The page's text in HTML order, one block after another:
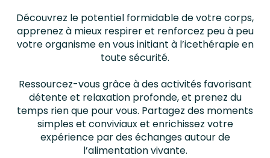
Découvrez le potentiel formidable de votre corps,
apprenez à mieux respirer et renforcez peu à peu
votre organisme en vous initiant à l’icethérapie en
toute sécurité.
Ressourcez-vous grâce à des activités favorisant
détente et relaxation profonde, et prenez du
temps rien que pour vous. Partagez des moments
simples et conviviaux et enrichissez votre
expérience par des échanges autour de
l’alimentation vivante.